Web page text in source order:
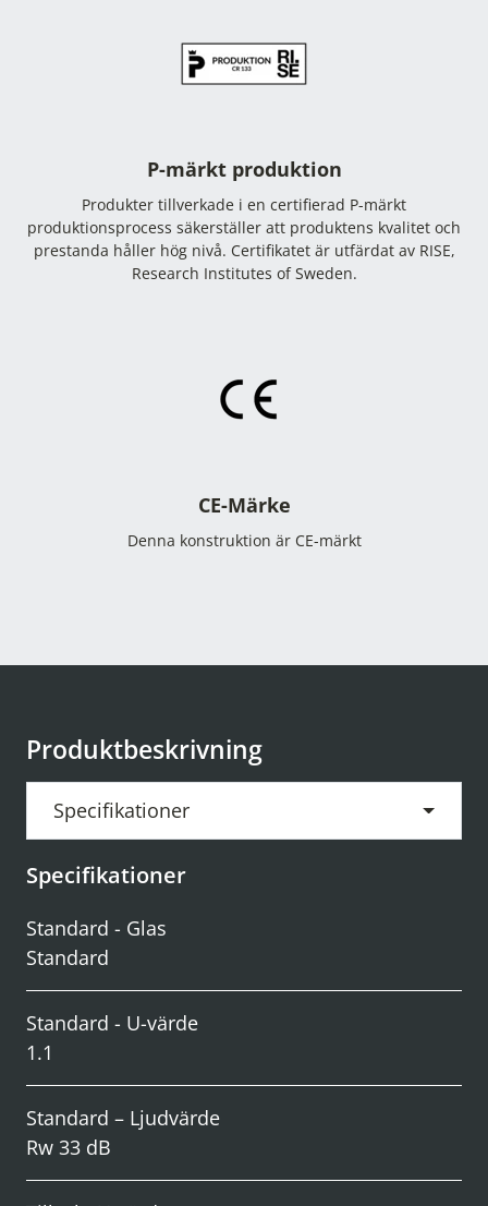
P-märkt produktion
Produkter tillverkade i en certifierad P-märkt
produktionsprocess säkerställer att produktens kvalitet och
prestanda håller hög nivå. Certifikatet är utfärdat av RISE,
Research Institutes of Sweden.
CE-Märke
Denna konstruktion är CE-märkt
Produktbeskrivning
Specifikationer
Specifikationer
Standard - Glas
Standard
Standard - U-värde
1.1
Standard – Ljudvärde
Rw 33 dB